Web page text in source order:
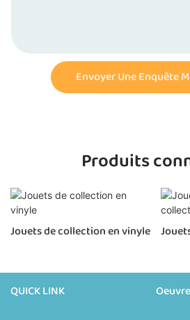
Envoyer Une Enquête
Produits
Jouets de collection en vinyle
QUICK LINK